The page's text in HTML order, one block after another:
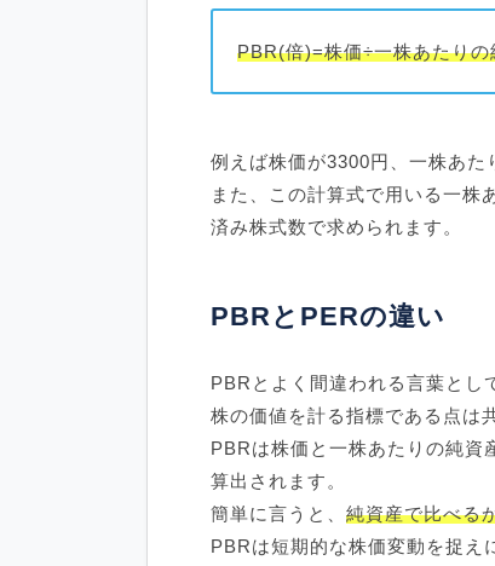
PBR(倍)=株価÷一株あたり
例えば株価が3300円、一株あた
また、この計算式で用いる一株
済み株式数で求められます。
PBRとPERの違い
PBRとよく間違われる言葉とし
株の価値を計る指標である点は
PBRは株価と一株あたりの純資
算出されます。
簡単に言うと、 純資産で比べる
PBRは短期的な株価変動を捉え